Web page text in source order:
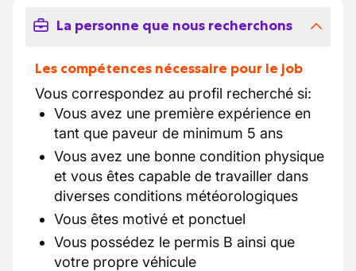
La personne que nous recherchons
Les compétences nécessaire pour le job
Vous correspondez au profil recherché si:
Vous avez une première expérience en
tant que paveur de minimum 5 ans
Vous avez une bonne condition physique
et vous êtes capable de travailler dans
diverses conditions météorologiques
Vous êtes motivé et ponctuel
Vous possédez le permis B ainsi que
votre propre véhicule